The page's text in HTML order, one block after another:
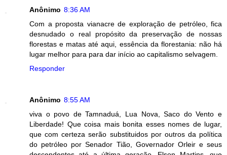
Anônimo 8:36 AM
Com a proposta vianacre de exploração de petróleo, fica
desnudado o real propósito da preservação de nossas
florestas e matas até aqui, essência da florestania: não há
lugar melhor para para dar início ao capitalismo selvagem.
Responder
Anônimo 8:55 AM
viva o povo de Tamnaduá, Lua Nova, Saco do Vento e
Liberdade! Que coisa mais bonita esses nomes de lugar,
que com certeza serão substituidos por outros da política
do petróleo por Senador Tião, Governador Orleir e seus